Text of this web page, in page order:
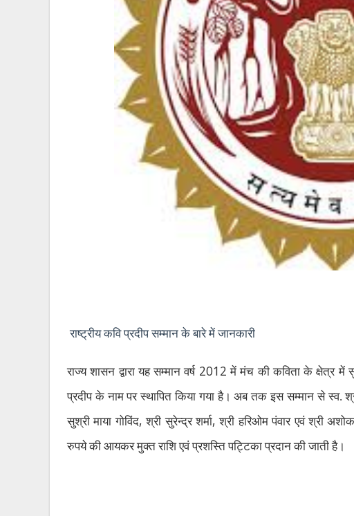
राष्‍ट्रीय कवि प्रदीप सम्‍मान के बारे में जानकारी
राज्‍य शासन द्वारा यह सम्‍मान वर्ष 2012 में मंच की कविता के क्षेत्र में
प्रदीप के नाम पर स्‍थापित किया गया है। अब तक इस सम्‍मान से स्‍व.
सुश्री माया गोविंद,श्री सुरेन्‍द्र शर्मा,श्री हरिओम पंवार एवं श्री
रुपये की आयकर मुक्‍त राशि एवं प्रशस्ति पट्टिका प्रदान की जाती है।